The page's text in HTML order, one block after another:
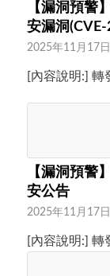
【漏洞預警
安漏洞
2025年11月17日
[內容說明:]
【漏洞預警
安公告
2025年11月17日
[內容說明:]